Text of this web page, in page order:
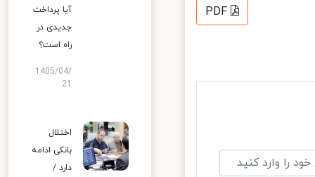
PDF
آیا پرداخت
جدیدی در
راه است؟
1405/04/
اختلال
بانکی ادامه
دارد /